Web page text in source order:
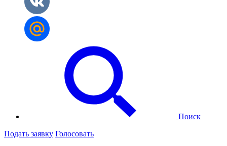
Поиск
Подать заявку Голосовать